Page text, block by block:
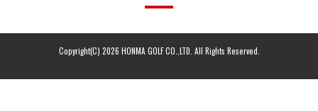
Copyright(C) 2026 HONMA GOLF CO.,LTD. All Rights Reserved.